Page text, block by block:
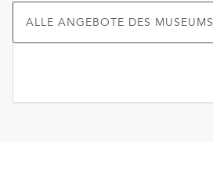
ALLE ANGEBOTE DES MUSEUMS